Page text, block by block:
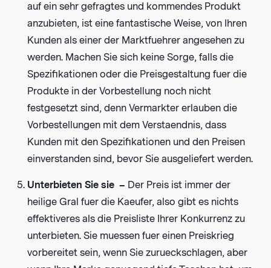
auf ein sehr gefragtes und kommendes Produkt
anzubieten, ist eine fantastische Weise, von Ihren
Kunden als einer der Marktfuehrer angesehen zu
werden. Machen Sie sich keine Sorge, falls die
Spezifikationen oder die Preisgestaltung fuer die
Produkte in der Vorbestellung noch nicht
festgesetzt sind, denn Vermarkter erlauben die
Vorbestellungen mit dem Verstaendnis, dass
Kunden mit den Spezifikationen und den Preisen
einverstanden sind, bevor Sie ausgeliefert werden.
Unterbieten Sie sie – Der Preis ist immer der
heilige Gral fuer die Kaeufer, also gibt es nichts
effektiveres als die Preisliste Ihrer Konkurrenz zu
unterbieten. Sie muessen fuer einen Preiskrieg
vorbereitet sein, wenn Sie zurueckschlagen, aber